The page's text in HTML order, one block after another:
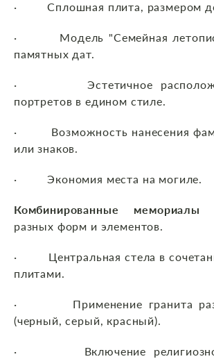
· Сплошная плита, размером
· Модель "Семейная
памятных дат.
· Эстетичное
портретов в едином стиле.
· Возможность нанесения
или знаков.
· Экономия места на могиле.
Комбинированные мемориалы
разных форм и элементов.
· Центральная стела в
плитами.
· Применение гранита
(черный, серый, красный).
· Включение религиозной